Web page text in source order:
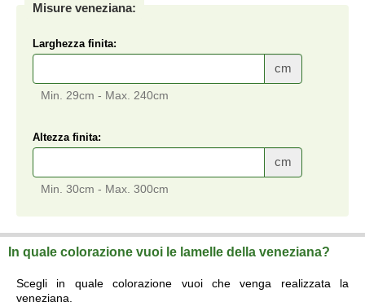
Misure veneziana:
Larghezza finita:
cm
Min. 29cm - Max. 240cm
Altezza finita:
cm
Min. 30cm - Max. 300cm
In quale colorazione vuoi le lamelle della veneziana?
Scegli in quale colorazione vuoi che venga realizzata la
veneziana.